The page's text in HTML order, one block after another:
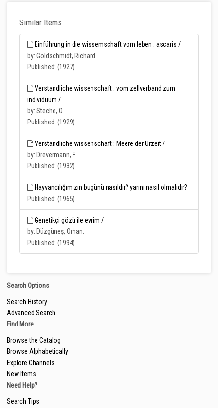
Similar Items
Einführung in die wissemschaft vom leben : ascaris /
by: Goldschmidt, Richard
Published: (1927)
Verstandliche wissenschaft : vom zellverband zum
individuum /
by: Steche, O.
Published: (1929)
Verstandliche wissenschaft : Meere der Urzeit /
by: Drevermann, F.
Published: (1932)
Hayvancılığımızın bugünü nasıldır? yarını nasıl olmalıdır?
Published: (1965)
Genetikçi gözü ile evrim /
by: Düzgüneş, Orhan.
Published: (1994)
Search Options
Search History
Advanced Search
Find More
Browse the Catalog
Browse Alphabetically
Explore Channels
New Items
Need Help?
Search Tips